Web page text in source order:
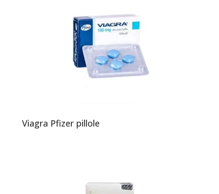
Viagra Pfizer pillole